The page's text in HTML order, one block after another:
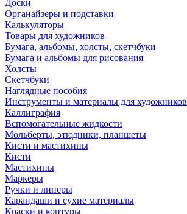
Доски
Органайзеры и подставки
Калькуляторы
Товары для художников
Бумага, альбомы, холсты, скетчбуки
Бумага и альбомы для рисования
Холсты
Скетчбуки
Наглядные пособия
Инструменты и материалы для художников
Каллиграфия
Вспомогательные жидкости
Мольберты, этюдники, планшеты
Кисти и мастихины
Кисти
Мастихины
Маркеры
Ручки и линеры
Карандаши и сухие материалы
Краски и контуры